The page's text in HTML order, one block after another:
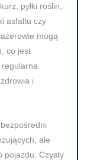
pyłki roślin,
asfaltu czy
mogą
co jest
i
ale
pojazdu. Czysty